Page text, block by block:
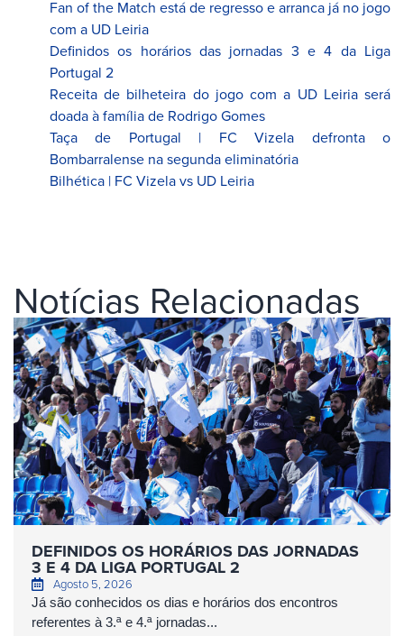
Fan of the Match está de regresso e arranca já no jogo
com a UD Leiria
Definidos os horários das jornadas 3 e 4 da Liga
Portugal 2
Receita de bilheteira do jogo com a UD Leiria será
doada à família de Rodrigo Gomes
Taça de Portugal | FC Vizela defronta o
Bombarralense na segunda eliminatória
Bilhética | FC Vizela vs UD Leiria
Notícias Relacionadas
DEFINIDOS OS HORÁRIOS DAS JORNADAS
3 E 4 DA LIGA PORTUGAL 2
Agosto 5, 2026
Já são conhecidos os dias e horários dos encontros
referentes à 3.ª e 4.ª jornadas...